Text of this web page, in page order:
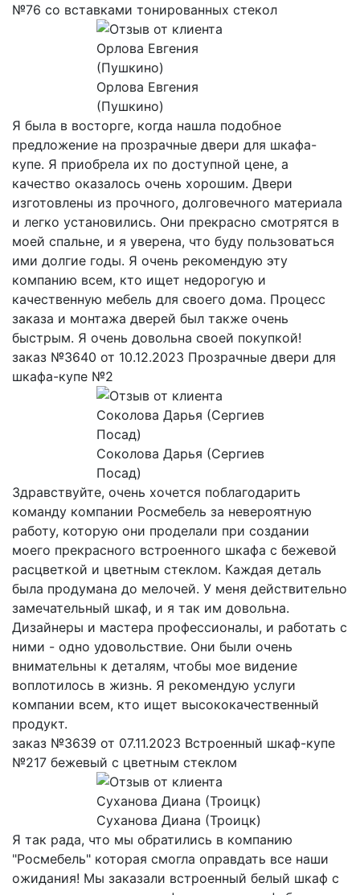
№76 со вставками тонированных стекол
Орлова Евгения
(Пушкино)
Я была в восторге, когда нашла подобное
предложение на прозрачные двери для шкафа-
купе. Я приобрела их по доступной цене, а
качество оказалось очень хорошим. Двери
изготовлены из прочного, долговечного материала
и легко установились. Они прекрасно смотрятся в
моей спальне, и я уверена, что буду пользоваться
ими долгие годы. Я очень рекомендую эту
компанию всем, кто ищет недорогую и
качественную мебель для своего дома. Процесс
заказа и монтажа дверей был также очень
быстрым. Я очень довольна своей покупкой!
заказ №3640 от 10.12.2023 Прозрачные двери для
шкафа-купе №2
Соколова Дарья (Сергиев
Посад)
Здравствуйте, очень хочется поблагодарить
команду компании Росмебель за невероятную
работу, которую они проделали при создании
моего прекрасного встроенного шкафа с бежевой
расцветкой и цветным стеклом. Каждая деталь
была продумана до мелочей. У меня действительно
замечательный шкаф, и я так им довольна.
Дизайнеры и мастера профессионалы, и работать с
ними - одно удовольствие. Они были очень
внимательны к деталям, чтобы мое видение
воплотилось в жизнь. Я рекомендую услуги
компании всем, кто ищет высококачественный
продукт.
заказ №3639 от 07.11.2023 Встроенный шкаф-купе
№217 бежевый с цветным стеклом
Суханова Диана (Троицк)
Я так рада, что мы обратились в компанию
"Росмебель" которая смогла оправдать все наши
ожидания! Мы заказали встроенный белый шкаф с